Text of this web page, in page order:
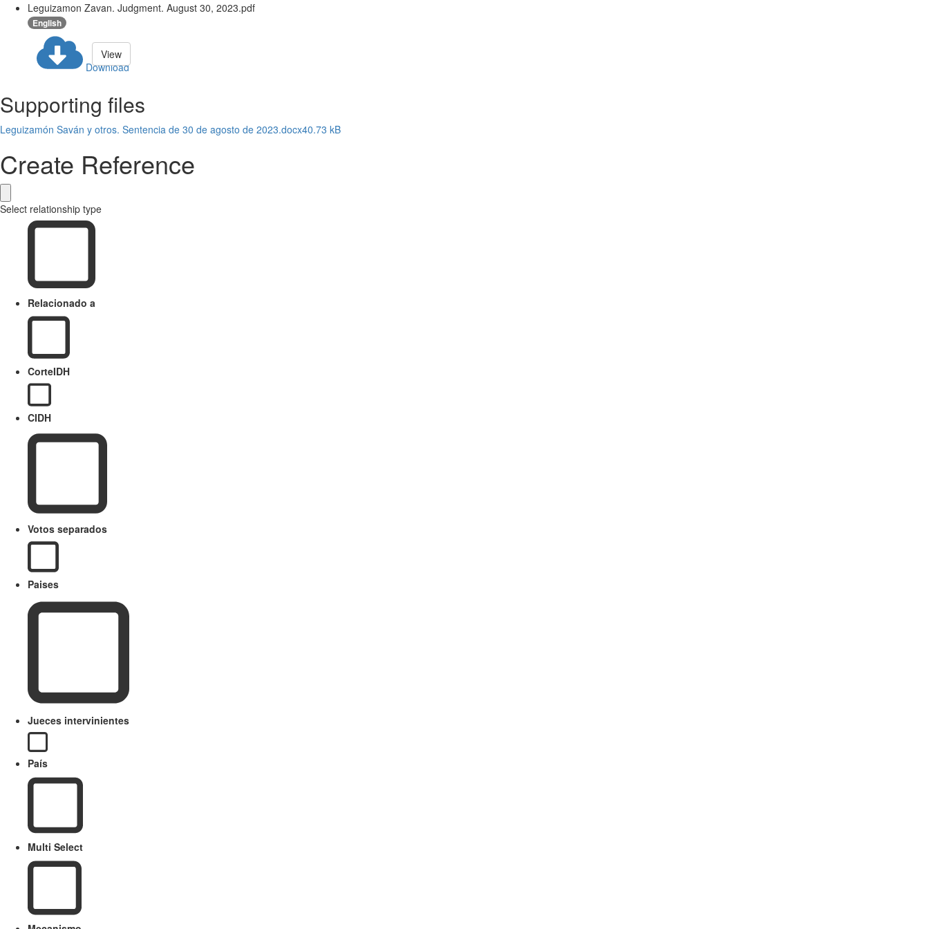
Leguizamon Zavan. Judgment. August 30, 2023.pdf
English
Download
View
Supporting files
Leguizamón Saván y otros. Sentencia de 30 de agosto de 2023.docx40.73 kB
Create Reference
Select relationship type
Relacionado a
CorteIDH
CIDH
Votos separados
Paises
Jueces intervinientes
País
Multi Select